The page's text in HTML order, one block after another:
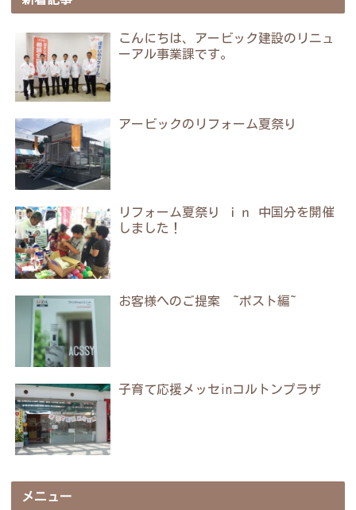
こんにちは、アービック建設のリニュ
ーアル事業課です。
アービックのリフォーム夏祭り
リフォーム夏祭り ｉｎ 中国分を開催
しました！
お客様へのご提案 ~ポスト編~
子育て応援メッセinコルトンプラザ
メニュー